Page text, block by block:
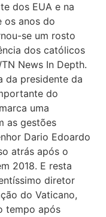
dos EUA e na
os anos do
se um rosto
dos católicos
News In Depth.
da presidente da
do
uma
as gestões
Dario Edoardo
atrás após o
2018. E resta
diretor
do Vaticano,
tempo após